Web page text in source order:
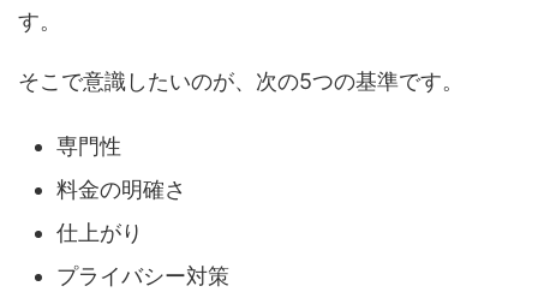
す。
そこで意識したいのが、次の5つの基準です。
専門性
料金の明確さ
仕上がり
プライバシー対策